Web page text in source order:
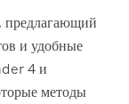
предлагающий
и удобные
4 и
методы